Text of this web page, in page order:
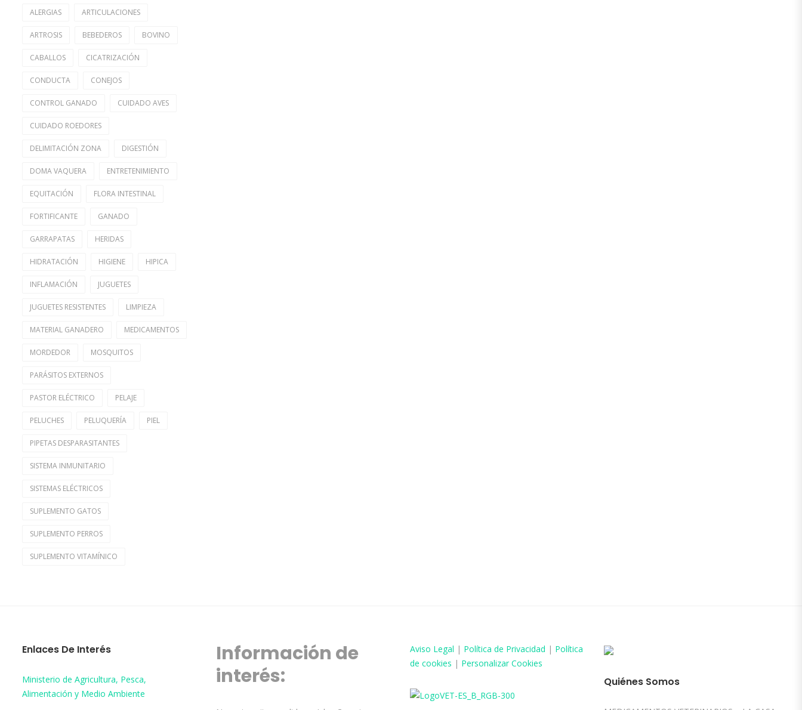
ALERGIAS ARTICULACIONES
ARTROSIS BEBEDEROS BOVINO
CABALLOS CICATRIZACIÓN
CONDUCTA CONEJOS
CONTROL GANADO CUIDADO AVES
CUIDADO ROEDORES
DELIMITACIÓN ZONA DIGESTIÓN
DOMA VAQUERA ENTRETENIMIENTO
EQUITACIÓN FLORA INTESTINAL
FORTIFICANTE GANADO
GARRAPATAS HERIDAS
HIDRATACIÓN HIGIENE HIPICA
INFLAMACIÓN JUGUETES
JUGUETES RESISTENTES LIMPIEZA
MATERIAL GANADERO MEDICAMENTOS
MORDEDOR MOSQUITOS
PARÁSITOS EXTERNOS
PASTOR ELÉCTRICO PELAJE
PELUCHES PELUQUERÍA PIEL
PIPETAS DESPARASITANTES
SISTEMA INMUNITARIO
SISTEMAS ELÉCTRICOS
SUPLEMENTO GATOS
SUPLEMENTO PERROS
SUPLEMENTO VITAMÍNICO
Enlaces De Interés
Ministerio de Agricultura, Pesca,
Alimentación y Medio Ambiente
Información de
interés:
Aviso Legal | Política de Privacidad | Política
de cookies | Personalizar Cookies
Quiénes Somos